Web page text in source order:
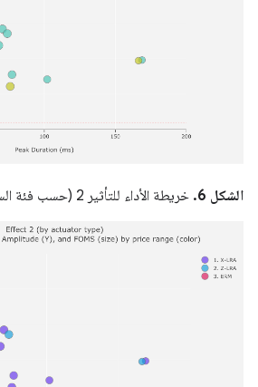
الشكل 6. خريطة الأداء للتأثير 2 (حسب فئة السعر)